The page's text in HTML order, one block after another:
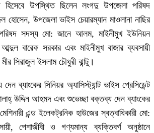
হিসেবে উপস্থিত ছিলেন লংগদু উপজেলা পরিষদ
হোসেন, উপজেলা ভাইস চেয়ারম্যান মাওলানা নাছির
পরিষদ সদস্য মো: জানে আলম, মাইনীমুখ ইউনিয়ন
বারেক সরকার এবং মাইনীমুখ বাজার ব্যবসায়ী
সিরাজুল ইসলাম চৌধুরী ঝান্টু।
ব্যাংকের সিনিয়র অ্যাসিস্ট্যান্ট ভাইস প্রেসিডেন্ট
ছালাহ্ উদ্দিন আহমদ এবং শুভেচ্ছা বক্তব্য দেন ব্যাংকের
এন্ড ইলেকট্রনিক হাউজের স্বত্বাধিকারী মো:
পেশাজীবী ও গণ্যমান্য ব্যক্তিবর্গ অনুষ্ঠানে